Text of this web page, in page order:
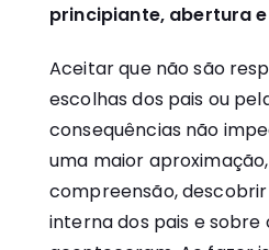
principiante, abertura
Aceitar que não são
escolhas dos pais ou
consequências não
uma maior
compreensão,
interna dos pais e sobre